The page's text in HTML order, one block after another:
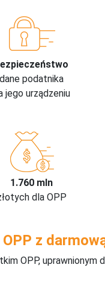
dane podatnika
jego urządzeniu
1.760 mln
dla OPP
z
OPP,